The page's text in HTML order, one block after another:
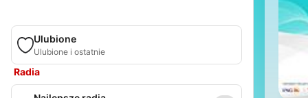
Ulubione
Ulubione i ostatnie
Radia